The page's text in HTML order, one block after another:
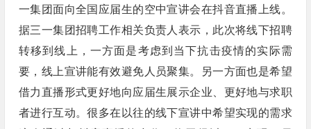
一集团面向全国应届生的空中宣讲会在抖音直播上线。
据三一集团招聘工作相关负责人表示，此次将线下招聘
转移到线上，一方面是考虑到当下抗击疫情的实际需
要，线上宣讲能有效避免人员聚集。另一方面也是希望
借力直播形式更好地向应届生展示企业、更好地与求职
者进行互动。很多在以往的线下宣讲中希望实现的需求